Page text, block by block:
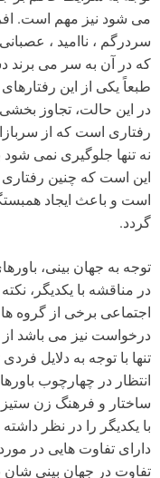
می شود نیز مهم است.
سردرگم ، ناامید ،
که در آن به سر می برند
طبعاً یکی از این
در این حالت، تجاوز
رفتاری است که از
نه تنها جلوگیری نمی
این است که چنین
است و باعث ایجاد
گردد.
توجه به جهان بینی،
در مناقشه با یکدیگر،
اجتماعی برخی از گروه
درخواست نیز می باشد از
تنها با توجه به دلایل
انتظار در چهارچوب
ساختار و فرهنگ زن
با یکدیگر را در نظر
دارای تفاوت هایی در
تفاوت در جهان بینی شان